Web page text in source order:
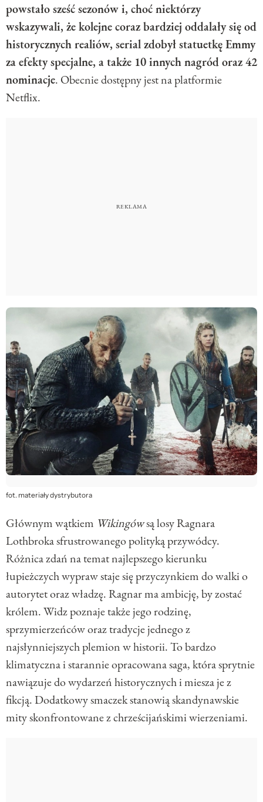
powstało sześć sezonów i, choć niektórzy
wskazywali, że kolejne coraz bardziej oddalały się od
historycznych realiów, serial zdobył statuetkę Emmy
za efekty specjalne, a także 10 innych nagród oraz 42
nominacje. Obecnie dostępny jest na platformie
Netflix.
fot. materiały dystrybutora
Głównym wątkiem Wikingówsą losy Ragnara
Lothbroka sfrustrowanego polityką przywódcy.
Różnica zdań na temat najlepszego kierunku
łupieżczych wypraw staje się przyczynkiem do walki o
autorytet oraz władzę. Ragnar ma ambicję, by zostać
królem. Widz poznaje także jego rodzinę,
sprzymierzeńców oraz tradycje jednego z
najsłynniejszych plemion w historii. To bardzo
klimatyczna i starannie opracowana saga, która sprytnie
nawiązuje do wydarzeń historycznych i miesza je z
fikcją. Dodatkowy smaczek stanowią skandynawskie
mity skonfrontowane z chrześcijańskimi wierzeniami.